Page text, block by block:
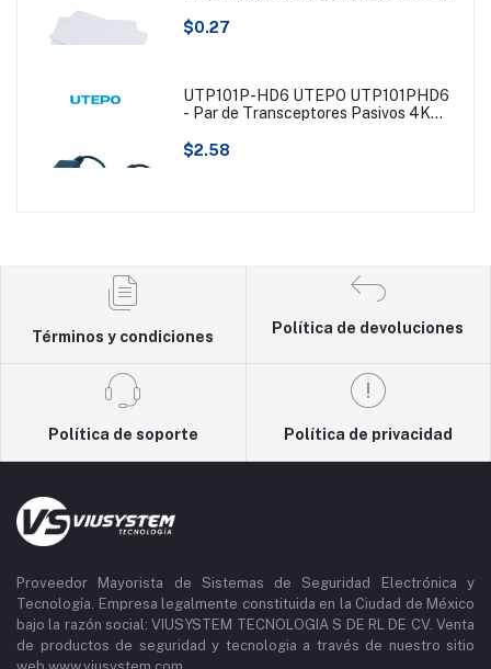
$0.27
UTP101P-HD6 UTEPO UTP101PHD6
- Par de Transceptores Pasivos 4K
Empalmes Ordenados, 4K hasta 150m,
$2.58
Términos y condiciones
Política de devoluciones
Política de soporte Política de privacidad
Proveedor Mayorista de Sistemas de Seguridad Electrónica y
Tecnología. Empresa legalmente constituida en la Ciudad de México
bajo la razón social: VIUSYSTEM TECNOLOGIA S DE RL DE CV. Venta
de productos de seguridad y tecnologia a través de nuestro sitio